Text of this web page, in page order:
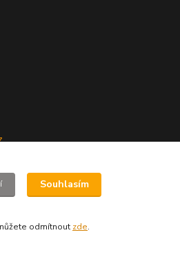
Souhlasím
odmítnout zde.